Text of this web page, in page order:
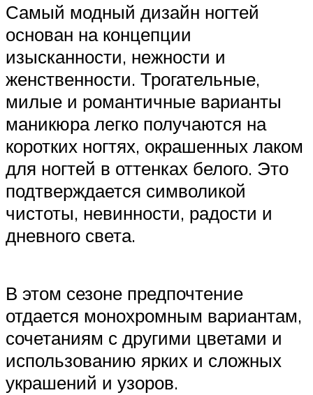
Самый модный дизайн ногтей
основан на концепции
изысканности, нежности и
женственности. Трогательные,
милые и романтичные варианты
маникюра легко получаются на
коротких ногтях, окрашенных лаком
для ногтей в оттенках белого. Это
подтверждается символикой
чистоты, невинности, радости и
дневного света.
В этом сезоне предпочтение
отдается монохромным вариантам,
сочетаниям с другими цветами и
использованию ярких и сложных
украшений и узоров.